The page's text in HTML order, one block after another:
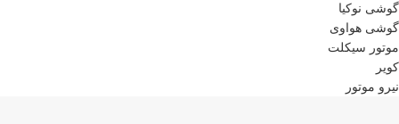
گوشی نوکیا
گوشی هواوی
موتور سیکلت
کویر
نیرو موتور